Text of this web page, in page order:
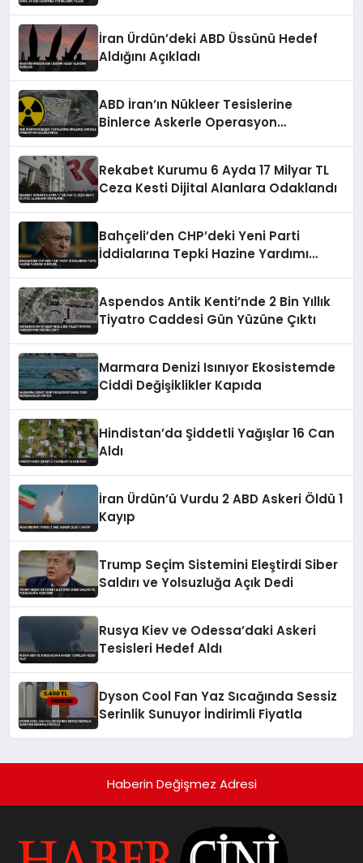
İran Ürdün’deki ABD Üssünü Hedef
Aldığını Açıkladı
ABD İran’ın Nükleer Tesislerine
Binlerce Askerle Operasyon
Rekabet Kurumu 6 Ayda 17 Milyar TL
Ceza Kesti Dijital Alanlara Odaklandı
Bahçeli’den CHP’deki Yeni Parti
İddialarına Tepki Hazine Yardımı
Aspendos Antik Kenti’nde 2 Bin Yıllık
Tiyatro Caddesi Gün Yüzüne Çıktı
Marmara Denizi Isınıyor Ekosistemde
Ciddi Değişiklikler Kapıda
Hindistan’da Şiddetli Yağışlar 16 Can
Aldı
İran Ürdün’ü Vurdu 2 ABD Askeri Öldü 1
Kayıp
Trump Seçim Sistemini Eleştirdi Siber
Saldırı ve Yolsuzluğa Açık Dedi
Rusya Kiev ve Odessa’daki Askeri
Tesisleri Hedef Aldı
Dyson Cool Fan Yaz Sıcağında Sessiz
Serinlik Sunuyor İndirimli Fiyatla
Haberin Değişmez Adresi